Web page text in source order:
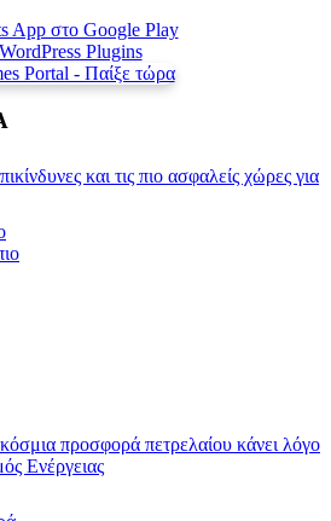
και τις πιο ασφαλείς χώρες για
προσφορά πετρελαίου κάνει λόγο
Ενέργειας